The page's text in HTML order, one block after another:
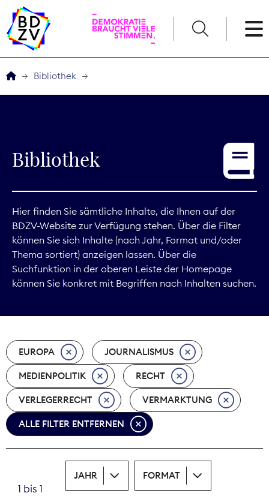
Service
Digitales
Kommunikation
Marktdaten
Nachhaltigkeit
Nachwuchs
Nova Award
Print
Bibliothek
Bibliothek
Hier finden Sie sämtliche Inhalte, die Ihnen auf der
BDZV-Website zur Verfügung stehen. Über die Filter
können Sie sich Inhalte (nach Jahr, Format und/oder
Thema sortiert) anzeigen lassen. Über die
Suchfunktion in der oberen Leiste der Homepage
können Sie konkret mit Begriffen nach Inhalten suchen.
EUROPA JOURNALISMUS
MEDIENPOLITIK RECHT
VERLEGERRECHT VERMARKTUNG
ALLE FILTER ENTFERNEN
1 bis 1
JAHR FORMAT